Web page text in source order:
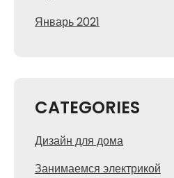
Январь 2021
CATEGORIES
Дизайн для дома
Занимаемся электрикой